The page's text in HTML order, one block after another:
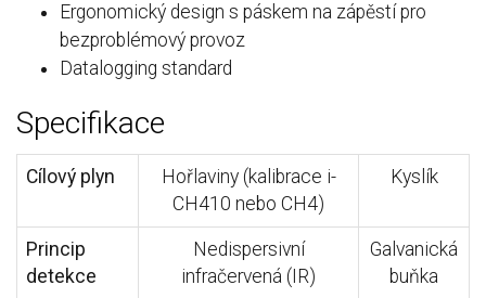
Ergonomický design s páskem na zápěstí pro
bezproblémový provoz
Datalogging standard
Specifikace
Cílový plyn
Hořlaviny (kalibrace i-
CH410 nebo CH4)
Kyslík
Princip
detekce
Nedispersivní
infračervená (IR)
Galvanická
buňka